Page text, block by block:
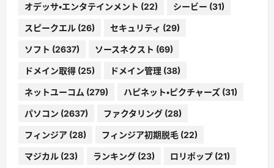
オデッサ・エンタテインメント (22) シービー (31)
スピークエル (26) セキュリティ (29)
ソフト (2637) ソースネクスト (69)
ドメイン取得 (25) ドメイン管理 (38)
ネットユーコム (279) ハピネット・ピクチャーズ (31)
パソコン (2637) ファクタリング (28)
フィンジア (28) フィンジア初期脱毛 (22)
マジカル (23) ランキング (23) ロリポップ (21)